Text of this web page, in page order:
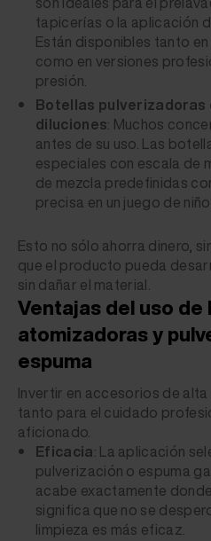
tapicerías o la aplicación
Están disponibles tanto
como en versiones
presión.
Botellas
diluciones: Muchos
antes de su uso. Las
especiales con escala de
de mezcla predefinidas
precisa en un juego de
Esto no sólo ahorra dinero,
que el producto pueda
sin dañar el material.
Ventajas del uso de
atomizadoras y
espuma
Invertir en accesorios de
tanto para el cuidado
aficionado.
Eficacia: La aplicación
pulverización o espuma
acabe exactamente
significa que no se
limpieza es más eficaz.